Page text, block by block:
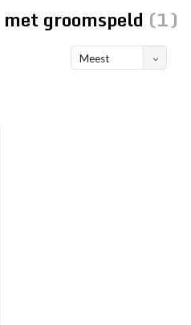
groomspeld (1)
Meest